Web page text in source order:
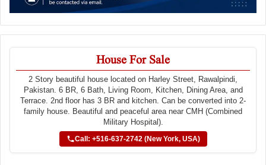
House For Sale
2 Story beautiful house located on Harley Street, Rawalpindi,
Pakistan. 6 BR, 6 Bath, Living Room, Kitchen, Dining Area, and
Terrace. 2nd floor has 3 BR and kitchen. Can be converted into 2-
family house. Beautiful and peaceful area near CMH (Combined
Military Hospital).
Call: +516-637-2742 (New York, USA)